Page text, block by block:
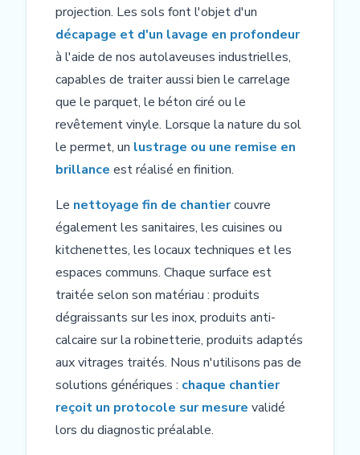
projection. Les sols font l'objet d'un
décapage et d'un lavage en profondeur
à l'aide de nos autolaveuses industrielles,
capables de traiter aussi bien le carrelage
que le parquet, le béton ciré ou le
revêtement vinyle. Lorsque la nature du sol
le permet, un lustrage ou une remise en
brillance est réalisé en finition.
Le nettoyage fin de chantiercouvre
également les sanitaires, les cuisines ou
kitchenettes, les locaux techniques et les
espaces communs. Chaque surface est
traitée selon son matériau : produits
dégraissants sur les inox, produits anti-
calcaire sur la robinetterie, produits adaptés
aux vitrages traités. Nous n'utilisons pas de
solutions génériques : chaque chantier
reçoit un protocole sur mesure validé
lors du diagnostic préalable.